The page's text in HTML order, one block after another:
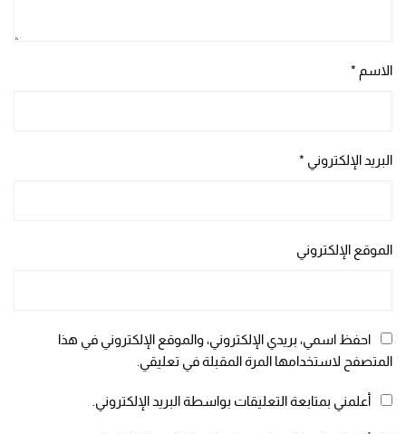
الاسم *
البريد الإلكتروني *
الموقع الإلكتروني
احفظ اسمي، بريدي الإلكتروني، والموقع الإلكتروني في هذا
المتصفح لاستخدامها المرة المقبلة في تعليقي.
أعلمني بمتابعة التعليقات بواسطة البريد الإلكتروني.